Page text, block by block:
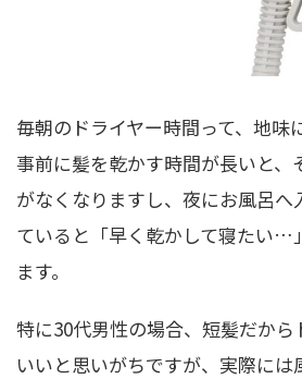
毎朝のドライヤー時間って、地味
事前に髪を乾かす時間が長いと、
がなくなりますし、夜にお風呂へ
ていると「早く乾かして寝たい…
ます。
特に30代男性の場合、短髪だから
いいと思いがちですが、実際には